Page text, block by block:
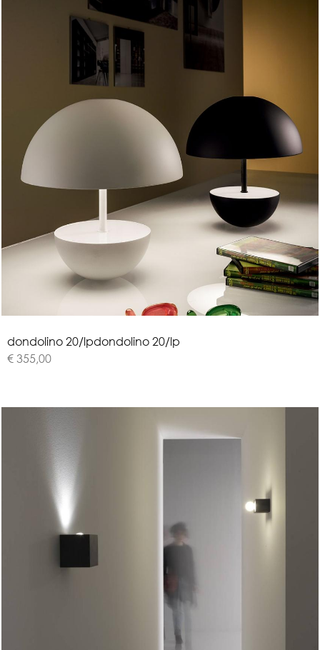
dondolino 20/lpdondolino 20/lp
€ 355,00